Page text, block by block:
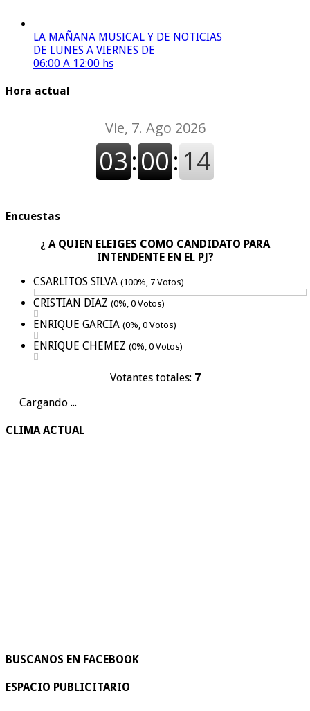
LA MAÑANA MUSICAL Y DE NOTICIAS
DE LUNES A VIERNES DE
06:00 A 12:00 hs
Hora actual
Encuestas
¿ A QUIEN ELEIGES COMO CANDIDATO PARA
INTENDENTE EN EL PJ?
CSARLITOS SILVA (100%, 7 Votos)
CRISTIAN DIAZ (0%, 0 Votos)
ENRIQUE GARCIA (0%, 0 Votos)
ENRIQUE CHEMEZ (0%, 0 Votos)
Votantes totales: 7
Cargando ...
CLIMA ACTUAL
BUSCANOS EN FACEBOOK
ESPACIO PUBLICITARIO